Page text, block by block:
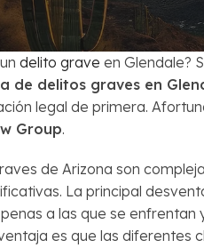
Preguntas
delito grave en Glendale?
de delitos graves en
legal de primera.
Group.
de Arizona son
La principal
a las que se enfrentan
es que las diferentes